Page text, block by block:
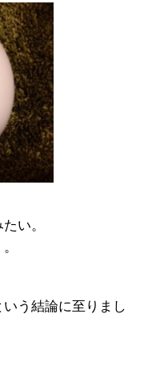
い。
う結論に至りまし